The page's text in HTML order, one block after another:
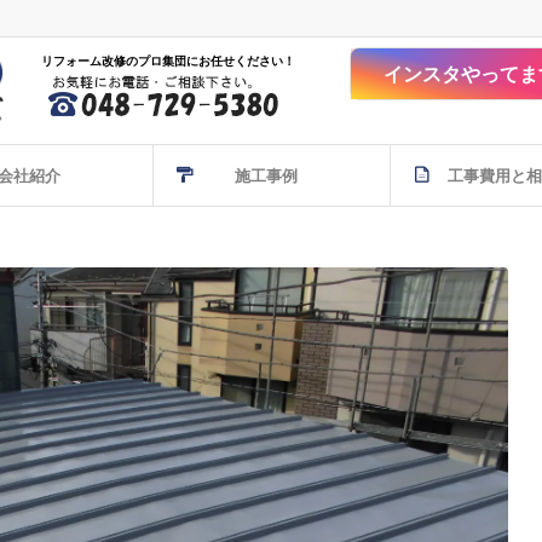
リフォーム改修のプロ集団にお任せください！
インスタやって
社紹介 施工事例 工事費用と